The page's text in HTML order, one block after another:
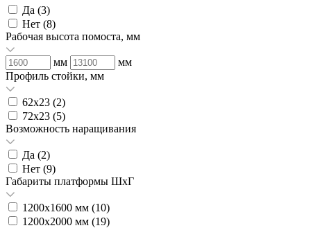
Да (3)
Нет (8)
Рабочая высота помоста, мм
мм
мм
Профиль стойки, мм
62х23 (2)
72х23 (5)
Возможность наращивания
Да (2)
Нет (9)
Габариты платформы ШxГ
1200х1600 мм (10)
1200х2000 мм (19)